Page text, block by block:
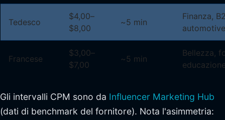
Tedesco
$4,00–
$8,00
~5 min
Finanza,
automotive
Francese
$3,00–
$7,00
~5 min
Bellezza,
Gli intervalli CPM sono da Influencer Marketing Hub
(dati di benchmark del fornitore). Nota l'asimmetria: